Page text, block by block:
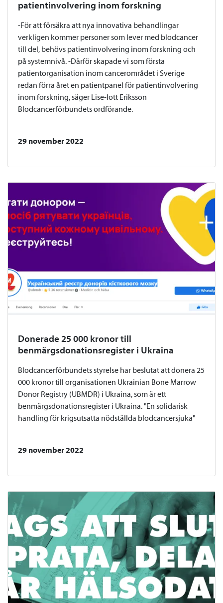
patientinvolvering inom forskning
-För att försäkra att nya innovativa behandlingar
verkligen kommer personer som lever med blodcancer
till del, behövs patientinvolvering inom forskning och
på systemnivå. -Därför skapade vi som första
patientorganisation inom cancerområdet i Sverige
redan förra året en patientpanel för patientinvolvering
inom forskning, säger Lise-lott Eriksson
Blodcancerförbundets ordförande.
29 november 2022
Donerade 25 000 kronor till
benmärgsdonationsregister i Ukraina
Blodcancerförbundets styrelse har beslutat att donera 25
000 kronor till organisationen Ukrainian Bone Marrow
Donor Registry (UBMDR) i Ukraina, som är ett
benmärgsdonationsregister i Ukraina. "En solidarisk
handling för krigsutsatta nödställda blodcancersjuka"
29 november 2022